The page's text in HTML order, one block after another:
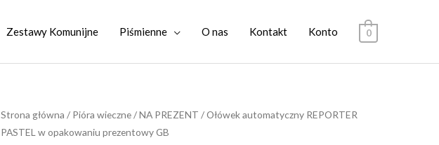
Zestawy Komunijne Piśmienne O nas Kontakt Konto 0
Strona główna / Pióra wieczne/NA PREZENT / Ołówek automatyczny REPORTER
PASTEL w opakowaniu prezentowy GB
ilość
Ołówek